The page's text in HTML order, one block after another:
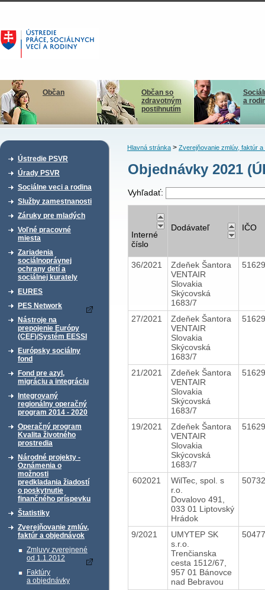
Občan
Občan so
zdravotným
postihnutím
a
Ústredie PSVR
Úrady PSVR
Sociálne veci a rodina
Služby zamestnanosti
Záruky pre mladých
Voľné pracovné
miesta
Zariadenia
sociálnoprávnej
ochrany detí a
sociálnej kurately
EURES
PES Network
Nástroje na
prepojenie Európy
(CEF)/Systém EESSI
Európsky sociálny
fond
Fond pre azyl,
migráciu a integráciu
Integrovaný
regionálny operačný
program 2014 - 2020
Operačný program
Kvalita životného
prostredia
Národné projekty -
Oznámenia o
možnosti
predkladania žiadostí
o poskytnutie
finančného príspevku
Štatistiky
Zverejňovanie zmlúv,
faktúr a objednávok
Zmluvy zverejnené
od 1.1.2012
Faktúry
a objednávky
Hlavná stránka> Zverejňovanie zmlúv, faktúr a
Objednávky 2021
Vyhľadať:
Interné
číslo
Dodávateľ IČO
36/2021
Zdeňek Šantora
VENTAIR
Slovakia
Skýcovská
1683/7
27/2021
Zdeňek Šantora
VENTAIR
Slovakia
Skýcovská
1683/7
21/2021
Zdeňek Šantora
VENTAIR
Slovakia
Skýcovská
1683/7
19/2021
Zdeňek Šantora
VENTAIR
Slovakia
Skýcovská
1683/7
602021
WilTec, spol. s
r.o.
Dovalovo 491,
033 01 Liptovský
Hrádok
9/2021
UMYTEP SK
s.r.o.
Trenčianska
cesta 1512/67,
957 01 Bánovce
nad Bebravou